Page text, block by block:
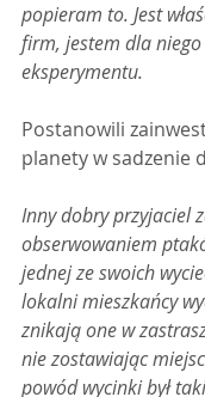
popieram to. Jest
firm, jestem dla
eksperymentu.
Postanowili
planety w sadzenie
Inny dobry przyjaciel
obserwowaniem
jednej ze swoich
lokalni mieszkańcy
znikają one w
nie zostawiając
powód wycinki był